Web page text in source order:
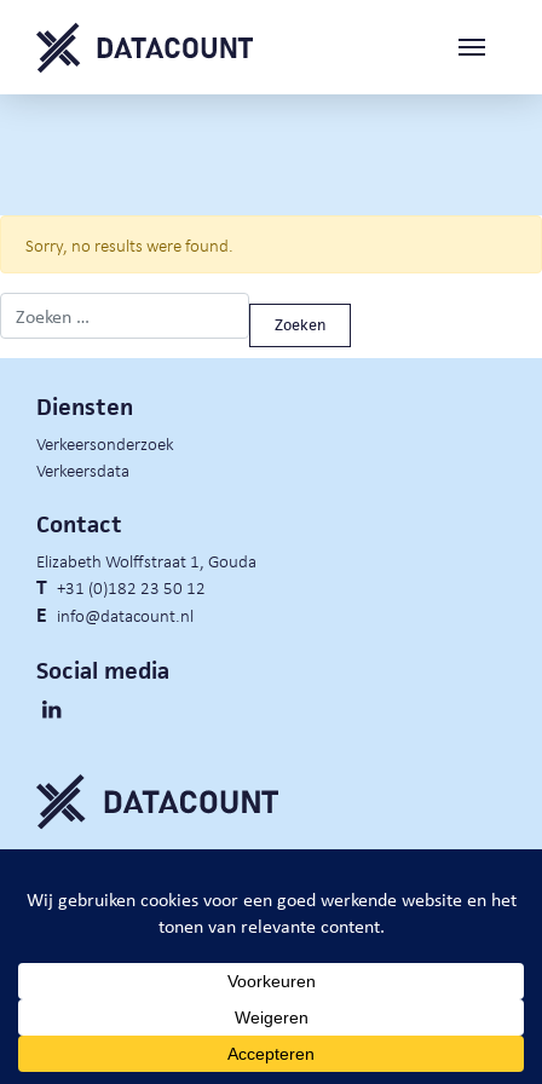
Sorry, no results were found.
Zoeken naar:
Diensten
Verkeersonderzoek
Verkeersdata
Contact
Elizabeth Wolffstraat 1, Gouda
T +31 (0)182 23 50 12
E info@datacount.nl
Social media
DataCount B.V.
privacy policy
algemene voorwaarden